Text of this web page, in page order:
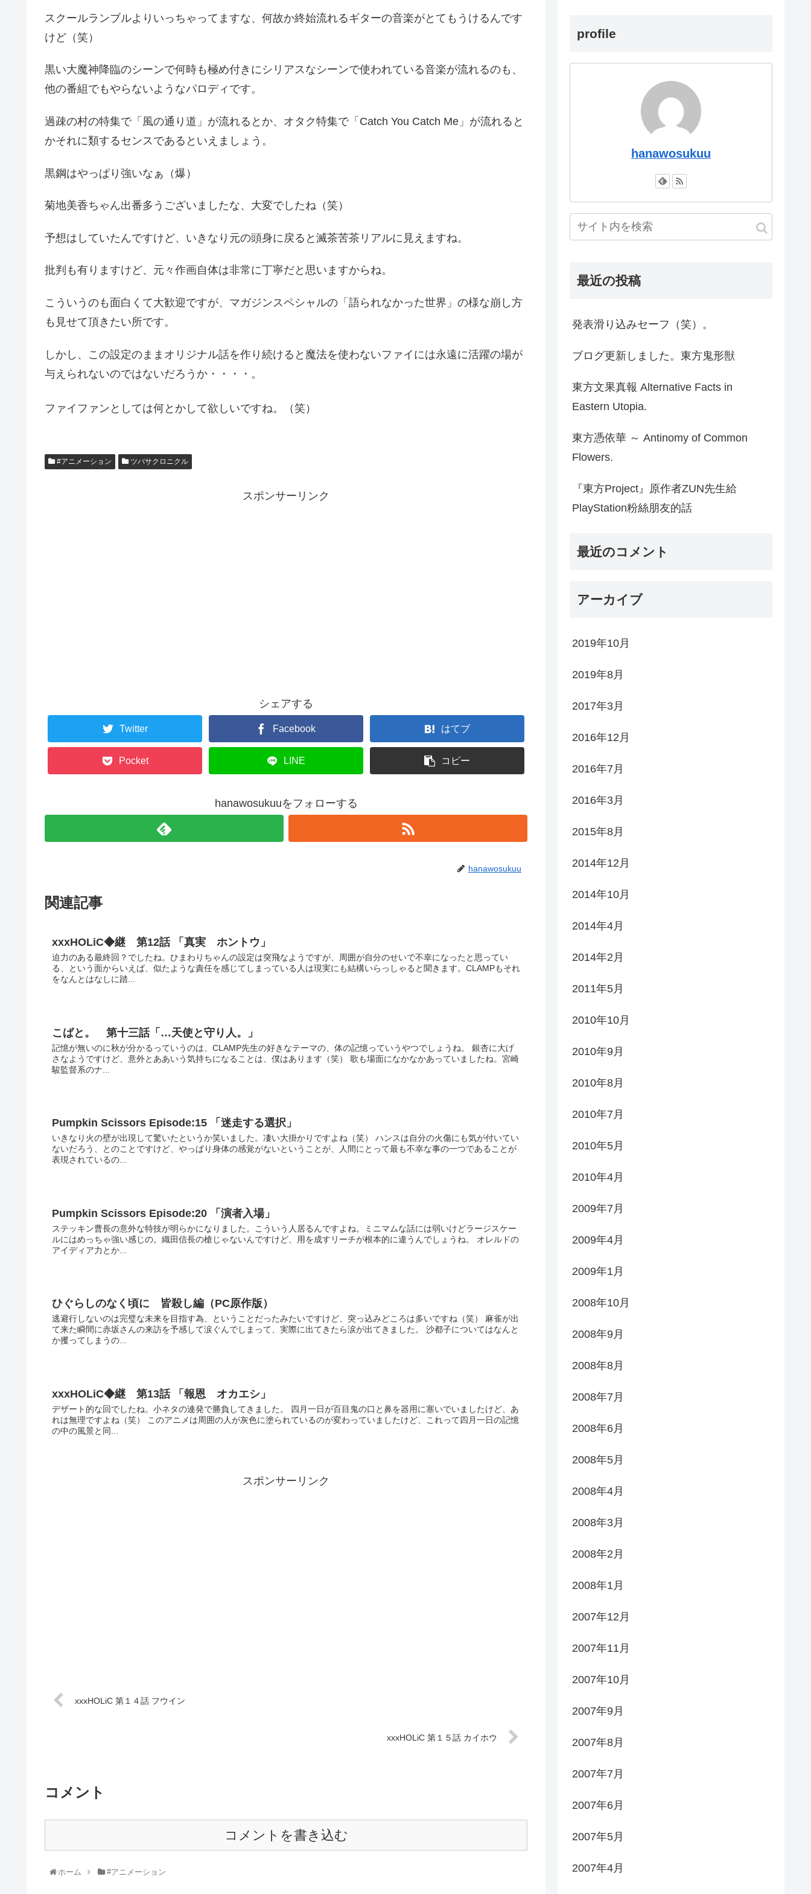
スクールランブルよりいっちゃってますな、何故か終始流れるギターの音楽がとてもうけるんです
けど（笑）
黒い大魔神降臨のシーンで何時も極め付きにシリアスなシーンで使われている音楽が流れるのも、
他の番組でもやらないようなパロディです。
過疎の村の特集で「風の通り道」が流れるとか、オタク特集で「Catch You Catch Me」が流れると
かそれに類するセンスであるといえましょう。
黒鋼はやっぱり強いなぁ（爆）
菊地美香ちゃん出番多うございましたな、大変でしたね（笑）
予想はしていたんですけど、いきなり元の頭身に戻ると滅茶苦茶リアルに見えますね。
批判も有りますけど、元々作画自体は非常に丁寧だと思いますからね。
こういうのも面白くて大歓迎ですが、マガジンスペシャルの「語られなかった世界」の様な崩し方
も見せて頂きたい所です。
しかし、この設定のままオリジナル話を作り続けると魔法を使わないファイには永遠に活躍の場が
与えられないのではないだろうか・・・・。
ファイファンとしては何とかして欲しいですね。（笑）
#アニメーション ツバサクロニクル
スポンサーリンク
シェアする
Twitter Facebook はてブ
Pocket LINE コピー
hanawosukuuをフォローする
hanawosukuu
関連記事
xxxHOLiC◆継 第12話 「真実 ホントウ」
迫力のある最終回？でしたね。ひまわりちゃんの設定は突飛なようですが、周囲が自分のせいで不幸になったと思ってい
る、という面からいえば、似たような責任を感じてしまっている人は現実にも結構いらっしゃると聞きます。CLAMPもそれ
をなんとはなしに踏...
こばと。 第十三話「…天使と守り人。」
記憶が無いのに秋が分かるっていうのは、CLAMP先生の好きなテーマの、体の記憶っていうやつでしょうね。 銀杏に大げ
さなようですけど、意外とああいう気持ちになることは、僕はあります（笑） 歌も場面になかなかあっていましたね。宮崎
駿監督系のナ...
Pumpkin Scissors Episode:15 「迷走する選択」
いきなり火の壁が出現して驚いたというか笑いました。凄い大掛かりですよね（笑） ハンスは自分の火傷にも気が付いてい
ないだろう、とのことですけど、やっぱり身体の感覚がないということが、人間にとって最も不幸な事の一つであることが
表現されているの...
Pumpkin Scissors Episode:20 「演者入場」
ステッキン曹長の意外な特技が明らかになりました。こういう人居るんですよね。ミニマムな話には弱いけどラージスケー
ルにはめっちゃ強い感じの。織田信長の槍じゃないんですけど、用を成すリーチが根本的に違うんでしょうね。 オレルドの
アイディア力とか...
ひぐらしのなく頃に 皆殺し編（PC原作版）
逃避行しないのは完璧な未来を目指す為、ということだったみたいですけど、突っ込みどころは多いですね（笑） 麻雀が出
て来た瞬間に赤坂さんの来訪を予感して涙ぐんでしまって、実際に出てきたら涙が出てきました。 沙都子についてはなんと
か攫ってしまうの...
xxxHOLiC◆継 第13話 「報恩 オカエシ」
デザート的な回でしたね。小ネタの連発で勝負してきました。 四月一日が百目鬼の口と鼻を器用に塞いでいましたけど、あ
れは無理ですよね（笑） このアニメは周囲の人が灰色に塗られているのが変わっていましたけど、これって四月一日の記憶
の中の風景と同...
スポンサーリンク
xxxHOLiC 第１４話 フウイン
xxxHOLiC 第１５話 カイホウ
コメント
コメントを書き込む
ホーム #アニメーション
profile
hanawosukuu
最近の投稿
発表滑り込みセーフ（笑）。
ブログ更新しました。東方鬼形獣
東方文果真報 Alternative Facts in
Eastern Utopia.
東方憑依華 ～ Antinomy of Common
Flowers.
『東方Project』原作者ZUN先生給
PlayStation粉絲朋友的話
最近のコメント
アーカイブ
2019年10月
2019年8月
2017年3月
2016年12月
2016年7月
2016年3月
2015年8月
2014年12月
2014年10月
2014年4月
2014年2月
2011年5月
2010年10月
2010年9月
2010年8月
2010年7月
2010年5月
2010年4月
2009年7月
2009年4月
2009年1月
2008年10月
2008年9月
2008年8月
2008年7月
2008年6月
2008年5月
2008年4月
2008年3月
2008年2月
2008年1月
2007年12月
2007年11月
2007年10月
2007年9月
2007年8月
2007年7月
2007年6月
2007年5月
2007年4月